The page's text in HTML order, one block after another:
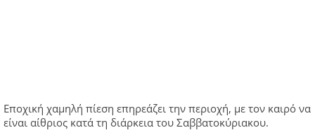
Εποχική χαμηλή πίεση επηρεάζει την περιοχή, με τον καιρό να
είναι αίθριος κατά τη διάρκεια του Σαββατοκύριακου.